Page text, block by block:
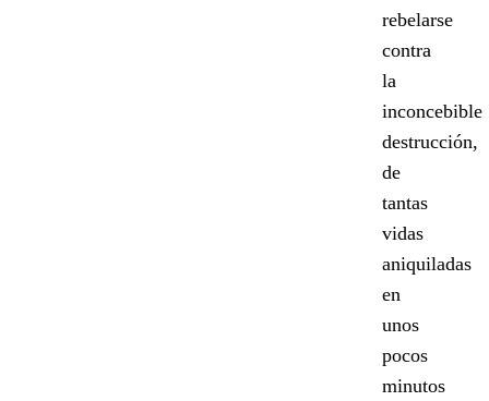
rebelarse
contra
la
inconcebible
destrucción,
de
tantas
vidas
aniquiladas
en
unos
pocos
minutos